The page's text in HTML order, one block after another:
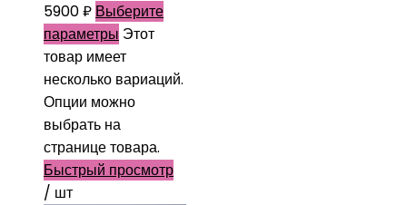
5900₽ Выберите
параметры Этот
товар имеет
несколько вариаций.
Опции можно
выбрать на
странице товара.
Быстрый просмотр
/ шт